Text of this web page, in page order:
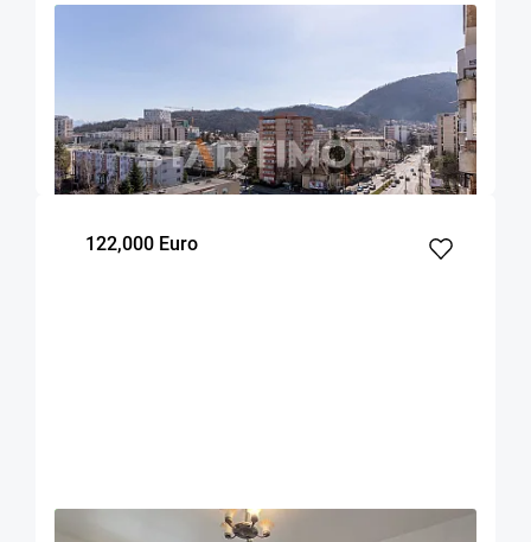
90
m²
2
dormitoare
7
Etaj
122,000 Euro